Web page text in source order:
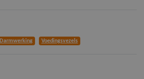
Darmwerking Voedingsvezels